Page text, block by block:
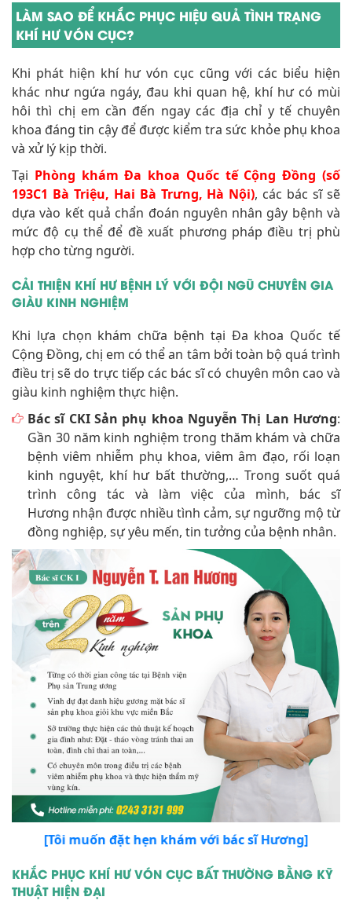
LÀM SAO ĐỂ KHẮC PHỤC HIỆU QUẢ TÌNH TRẠNG
KHÍ HƯ VÓN CỤC?
Khi phát hiện khí hư vón cục cũng với các biểu hiện
khác như ngứa ngáy, đau khi quan hệ, khí hư có mùi
hôi thì chị em cần đến ngay các địa chỉ y tế chuyên
khoa đáng tin cậy để được kiểm tra sức khỏe phụ khoa
và xử lý kịp thời.
Tại Phòng khám Đa khoa Quốc tế Cộng Đồng (số
193C1 Bà Triệu, Hai Bà Trưng, Hà Nội), các bác sĩ sẽ
dựa vào kết quả chẩn đoán nguyên nhân gây bệnh và
mức độ cụ thể để đề xuất phương pháp điều trị phù
hợp cho từng người.
CẢI THIỆN KHÍ HƯ BỆNH LÝ VỚI ĐỘI NGŨ CHUYÊN GIA
GIÀU KINH NGHIỆM
Khi lựa chọn khám chữa bệnh tại Đa khoa Quốc tế
Cộng Đồng, chị em có thể an tâm bởi toàn bộ quá trình
điều trị sẽ do trực tiếp các bác sĩ có chuyên môn cao và
giàu kinh nghiệm thực hiện.
Bác sĩ CKI Sản phụ khoa Nguyễn Thị Lan Hương:
Gần 30 năm kinh nghiệm trong thăm khám và chữa
bệnh viêm nhiễm phụ khoa, viêm âm đạo, rối loạn
kinh nguyệt, khí hư bất thường,… Trong suốt quá
trình công tác và làm việc của mình, bác sĩ
Hương nhận được nhiều tình cảm, sự ngưỡng mộ từ
đồng nghiệp, sự yêu mến, tin tưởng của bệnh nhân.
[Tôi muốn đặt hẹn khám với bác sĩ Hương]
KHẮC PHỤC KHÍ HƯ VÓN CỤC BẤT THƯỜNG BẰNG KỸ
THUẬT HIỆN ĐẠI